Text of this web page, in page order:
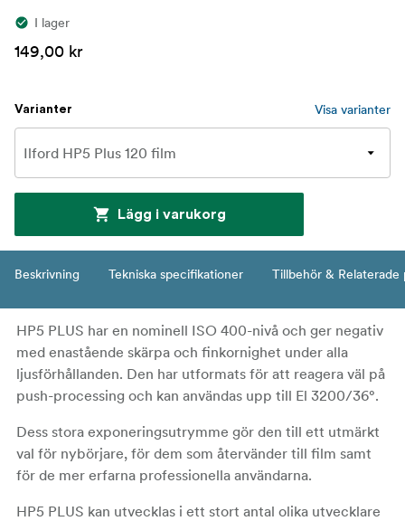
I lager
149,00 kr
Varianter Visa varianter
Lägg i varukorg
Beskrivning Tekniska specifikationer Tillbehör & Relaterade
HP5 PLUS har en nominell ISO 400-nivå och ger negativ
med enastående skärpa och finkornighet under alla
ljusförhållanden. Den har utformats för att reagera väl på
push-processing och kan användas upp till El 3200/36°.
Dess stora exponeringsutrymme gör den till ett utmärkt
val för nybörjare, för dem som återvänder till film samt
för de mer erfarna professionella användarna.
HP5 PLUS kan utvecklas i ett stort antal olika utvecklare